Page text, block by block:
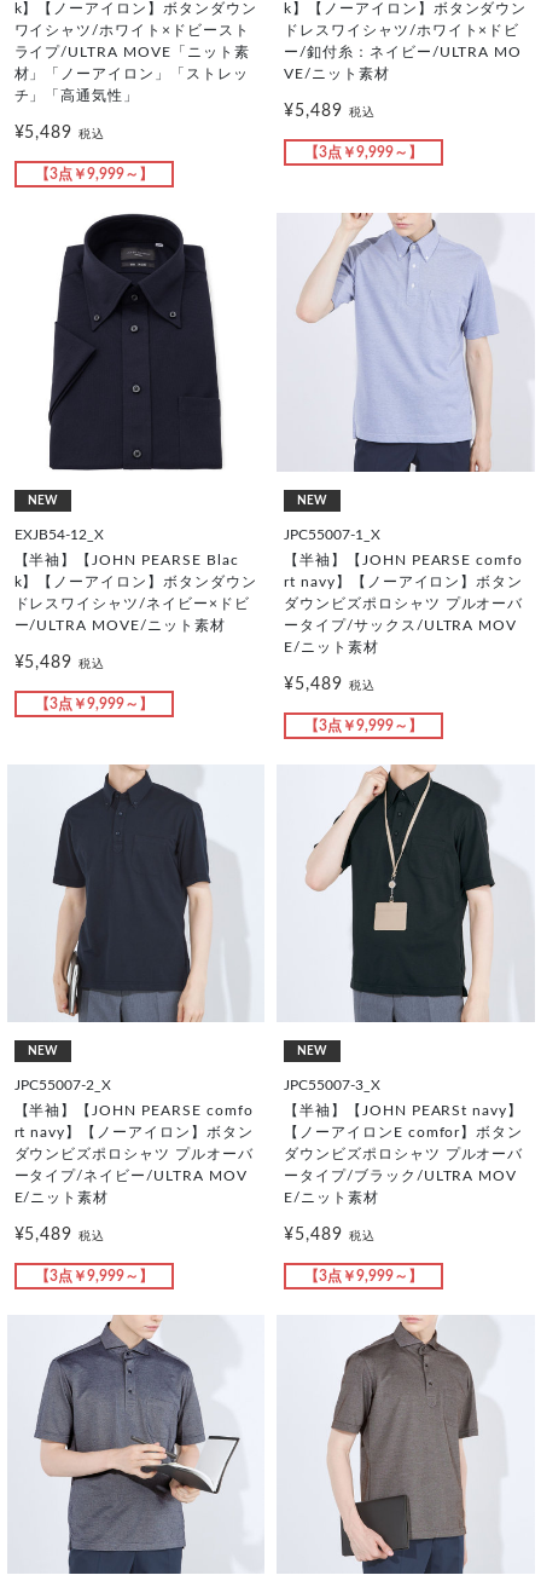
k】【ノーアイロン】ボタンダウン
ワイシャツ/ホワイト×ドビースト
ライプ/ULTRA MOVE「ニット素
材」「ノーアイロン」「ストレッ
チ」「高通気性」
¥5,489税込
【3点￥9,999～】
k】【ノーアイロン】ボタンダウン
ドレスワイシャツ/ホワイト×ドビ
ー/釦付糸：ネイビー/ULTRA MO
VE/ニット素材
¥5,489 税込
【3点￥9,999～】
NEW
EXJB54-12_X
【半袖】【JOHN PEARSE Blac
k】【ノーアイロン】ボタンダウン
ドレスワイシャツ/ネイビー×ドビ
ー/ULTRA MOVE/ニット素材
¥5,489税込
【3点￥9,999～】
NEW
JPC55007-1_X
【半袖】【JOHN PEARSE comfo
rt navy】【ノーアイロン】ボタン
ダウンビズポロシャツ プルオーバ
ータイプ/サックス/ULTRA MOV
E/ニット素材
¥5,489 税込
【3点￥9,999～】
NEW
JPC55007-2_X
【半袖】【JOHN PEARSE comfo
rt navy】【ノーアイロン】ボタン
ダウンビズポロシャツ プルオーバ
ータイプ/ネイビー/ULTRA MOV
E/ニット素材
¥5,489税込
【3点￥9,999～】
NEW
JPC55007-3_X
【半袖】【JOHN PEARSt navy】
【ノーアイロンE comfor】ボタン
ダウンビズポロシャツ プルオーバ
ータイプ/ブラック/ULTRA MOV
E/ニット素材
¥5,489 税込
【3点￥9,999～】